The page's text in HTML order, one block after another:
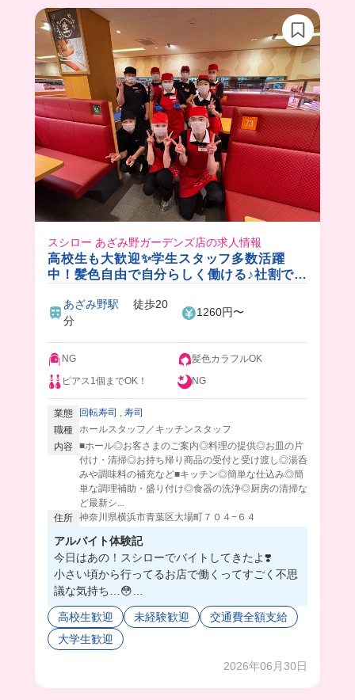
スシロー あざみ野ガーデンズ店の求人情報
高校生も大歓迎✨学生スタッフ多数活躍
中！髪色自由で自分らしく働ける♪社割でス
あざみ野駅 徒歩20
分
1260円〜
NG
髪色カラフルOK
ピアス1個までOK！
NG
業態 回転寿司
寿司
職種
ホールスタッフ／キッチンスタッフ
内容 ■ホール◎お客さまのご案内◎料理の提供◎お皿の片
付け・清掃◎お持ち帰り商品の受付と受け渡し◎湯呑
みや調味料の補充など■キッチン◎簡単な仕込み◎簡
単な調理補助・盛り付け◎食器の洗浄◎厨房の清掃な
ど最新シ...
住所 神奈川県横浜市青葉区大場町７０４−６４
アルバイト体験記
今日はあの！スシローでバイトしてきたよ❣️
小さい頃から行ってるお店で働くってすごく不思
議な気持ち…😳
大手企業だから衛生面しっかりしてるし洗い物や
お会計は全て機械だから、バイトを初めてする方
でも安心して働けるよ🔰💗
れていて色々な方と仲良くなれそう🥹💕
高校生歓迎 未経験歓迎
交通費全額支給
大学生歓迎
2026年06月30日